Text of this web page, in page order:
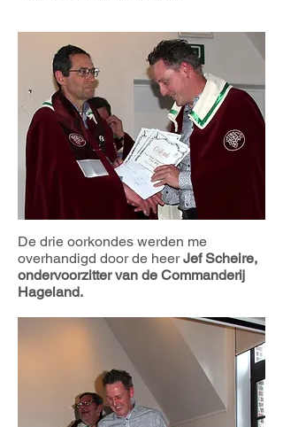
De drie oorkondes werden me
overhandigd door de heerJef Scheire,
ondervoorzitter van de Commanderij
Hageland.